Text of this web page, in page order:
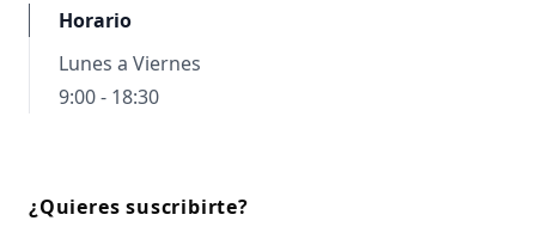
Horario
Lunes a Viernes
9:00 - 18:30
¿Quieres suscribirte?